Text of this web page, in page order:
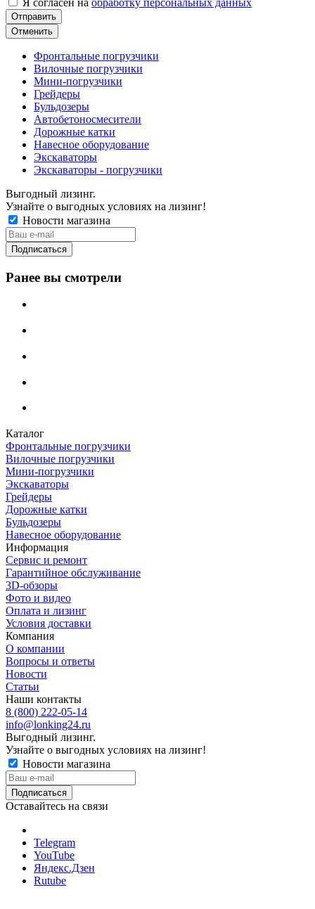
Я согласен на обработку персональных данных
Отменить
Фронтальные погрузчики
Вилочные погрузчики
Мини-погрузчики
Грейдеры
Бульдозеры
Автобетоносмесители
Дорожные катки
Навесное оборудование
Экскаваторы
Экскаваторы - погрузчики
Выгодный лизинг.
Узнайте о выгодных условиях на лизинг!
Новости магазина
Ранее вы смотрели
Каталог
Фронтальные погрузчики
Вилочные погрузчики
Мини-погрузчики
Экскаваторы
Грейдеры
Дорожные катки
Бульдозеры
Навесное оборудование
Информация
Сервис и ремонт
Гарантийное обслуживание
3D-обзоры
Фото и видео
Оплата и лизинг
Условия доставки
Компания
О компании
Вопросы и ответы
Новости
Статьи
Наши контакты
8 (800) 222-05-14
info@lonking24.ru
Выгодный лизинг.
Узнайте о выгодных условиях на лизинг!
Новости магазина
Оставайтесь на связи
Telegram
YouTube
Яндекс.Дзен
Rutube